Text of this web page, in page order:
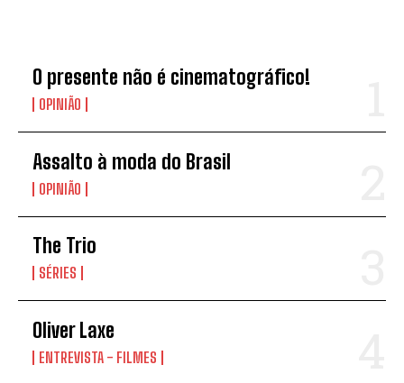
O presente não é cinematográfico!
OPINIÃO
Assalto à moda do Brasil
OPINIÃO
The Trio
SÉRIES
Oliver Laxe
ENTREVISTA - FILMES